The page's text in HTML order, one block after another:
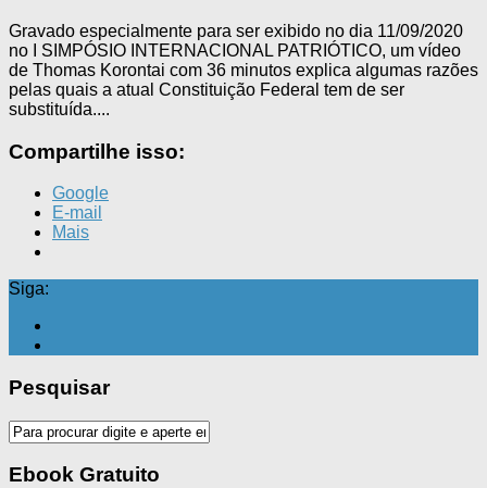
Gravado especialmente para ser exibido no dia 11/09/2020
no I SIMPÓSIO INTERNACIONAL PATRIÓTICO, um vídeo
de Thomas Korontai com 36 minutos explica algumas razões
pelas quais a atual Constituição Federal tem de ser
substituída....
Compartilhe isso:
Google
E-mail
Mais
Siga:
Pesquisar
Ebook Gratuito